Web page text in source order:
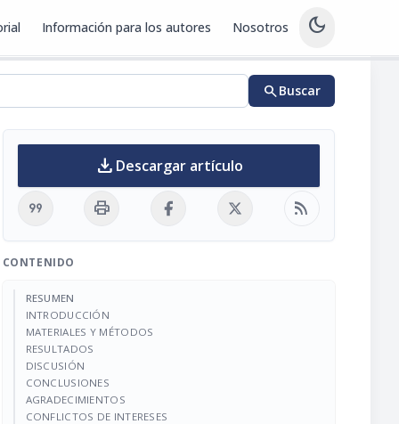
Información para los autores Nosotros dark_mode
searchBuscar
download Descargar artículo
format_quote print rss_feed
CONTENIDO
RESUMEN
INTRODUCCIÓN
MATERIALES Y MÉTODOS
RESULTADOS
DISCUSIÓN
CONCLUSIONES
AGRADECIMIENTOS
CONFLICTOS DE INTERESES